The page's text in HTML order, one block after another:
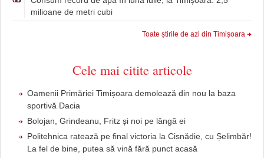
milioane de metri cubi
Toate știrile de azi din Timișoara
Cele mai citite articole
Oamenii Primăriei Timișoara demolează din nou la baza
sportivă Dacia
Bolojan, Grindeanu, Fritz și noi pe lângă ei
Politehnica ratează pe final victoria la Cisnădie, cu Șelimbăr!
La fel de bine, putea să vină fără punct acasă